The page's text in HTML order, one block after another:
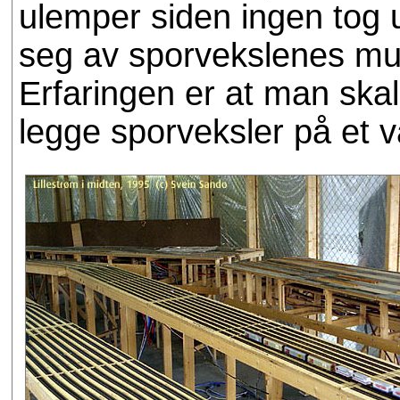
ulemper siden ingen tog
seg av sporvekslenes
Erfaringen er at man
legge sporveksler på et